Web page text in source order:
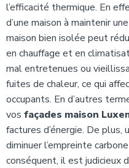
l’efficacité thermique. En
d’une maison à maintenir
maison bien isolée peut
en chauffage et en
mal entretenues ou
fuites de chaleur, ce qui
occupants. En d’autres
vos façades maison
factures d’énergie. De plus,
diminuer l’empreinte
conséquent, il est judicieux